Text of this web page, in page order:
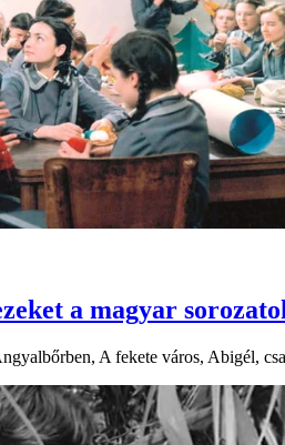
a magyar
A fekete város, Abigél,